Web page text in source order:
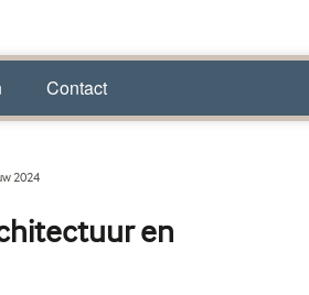
Contact
2024
en